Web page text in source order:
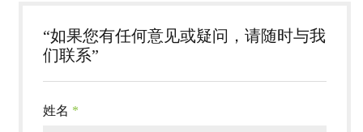
“如果您有任何意见或疑问，请随时与我
们联系”
姓名 *